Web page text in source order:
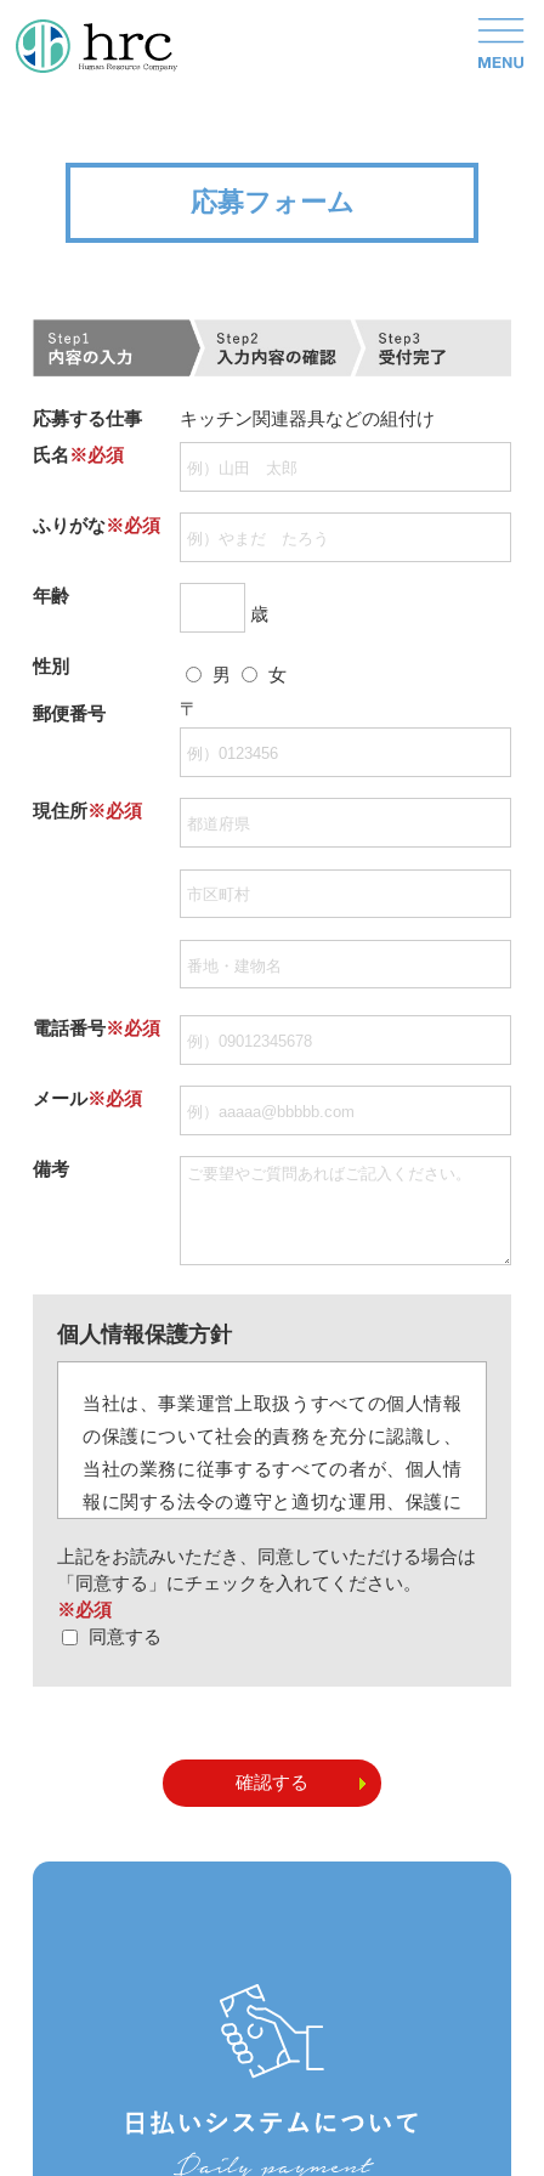
応募フォーム
応募する仕事
キッチン関連器具などの組付け
氏名※必須
ふりがな※必須
年齢
歳
性別 男
女
郵便番号
〒
現住所※必須
電話番号※必須
メール※必須
備考
個人情報保護方針
当社は、事業運営上取扱うすべての個人情報
の保護について社会的責務を充分に認識し、
当社の業務に従事するすべての者が、個人情
報に関する法令の遵守と適切な運用、保護に
方針を定め、社内に周知徹底を図ります。
個人情報は、当社の業務請負及び人材派遣
の事業に伴う、登録スタッフの皆様の登録
個人情報を第三者に提供する場合は、正当
て、技術的、組織的において合理的な安全
対策及び是正・予防処置を講じます。
個人情報保護のために社内体制を整備し、
個人情報に関する法令及び国が定める指針
その他の規範を遵守するとともに、個人情
上記をお読みいただき、同意していただける場合は
「同意する」にチェックを入れてください。
※必須
同意する